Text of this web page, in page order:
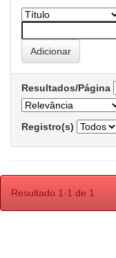
Resultados/Página
Registro(s)
Resultado 1-1 de 1.